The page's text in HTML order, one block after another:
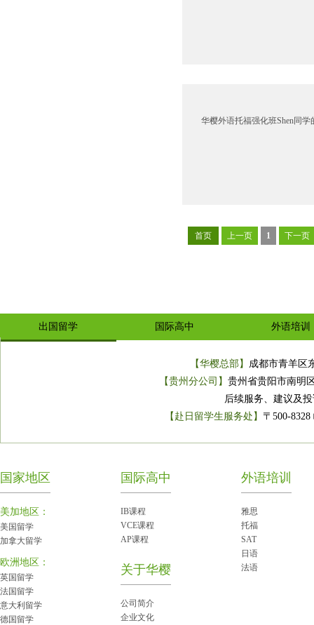
华樱外语托福强化班Shen同学
首页 上一页 1 下一页
出国留学 国际高中 外语培训
【华樱总部】 成都市青羊区
【贵州分公司】 贵州省贵阳市南明
后续服务、建议及
【赴日留学生服务处】 〒500-
国家地区
美加地区：
美国留学
加拿大留学
欧洲地区：
英国留学
法国留学
意大利留学
德国留学
国际高中
IB课程
VCE课程
AP课程
关于华樱
公司简介
企业文化
外语培训
雅思
托福
SAT
日语
法语